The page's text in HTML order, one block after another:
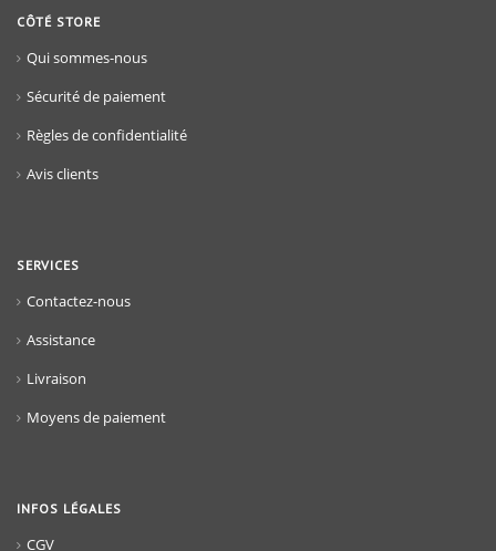
CÔTÉ STORE
Qui sommes-nous
Sécurité de paiement
Règles de confidentialité
Avis clients
SERVICES
Contactez-nous
Assistance
Livraison
Moyens de paiement
INFOS LÉGALES
CGV